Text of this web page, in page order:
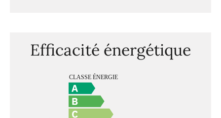
Efficacité énergétique